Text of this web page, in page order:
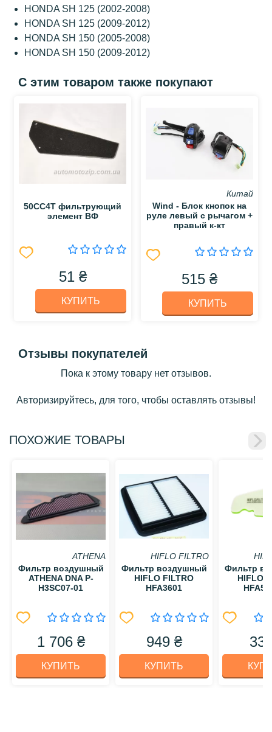
HONDA SH 125 (2002-2008)
HONDA SH 125 (2009-2012)
HONDA SH 150 (2005-2008)
HONDA SH 150 (2009-2012)
С этим товаром также покупают
50CC4T фильтрующий
элемент ВФ
51 ₴
КУПИТЬ
Китай
Wind - Блок кнопок на
руле левый с рычагом +
правый к-кт
515 ₴
КУПИТЬ
Отзывы покупателей
Пока к этому товару нет отзывов.
Авторизируйтесь, для того, чтобы оставлять отзывы!
ПОХОЖИЕ ТОВАРЫ
ATHENA
Фильтр воздушный
ATHENA DNA P-
H3SC07-01
1 706 ₴
КУПИТЬ
HIFLO FILTRO
Фильтр воздушный
HIFLO FILTRO
HFA3601
949 ₴
КУПИТЬ
Фильтр
HIFLO